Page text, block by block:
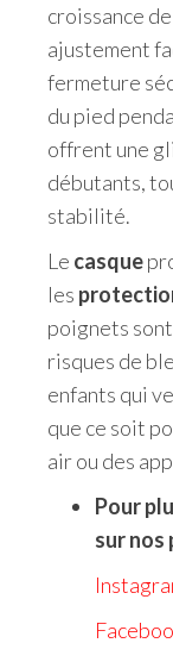
croissance
ajustement
fermeture
du pied
offrent une
débutants,
stabilité.
Le casque
les
poignets
risques de
enfants qui
que ce soit
air ou des
Pour
sur nos